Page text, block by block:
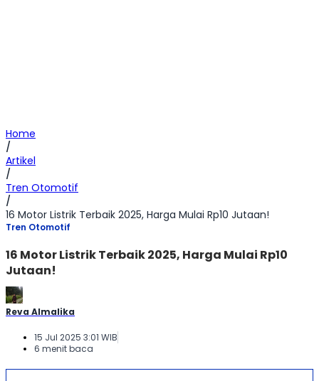
Home
/
Artikel
/
Tren Otomotif
/
16 Motor Listrik Terbaik 2025, Harga Mulai Rp10 Jutaan!
Tren Otomotif
16 Motor Listrik Terbaik 2025, Harga Mulai Rp10
Jutaan!
Reva Almalika
15 Jul 2025 3:01 WIB
6 menit baca